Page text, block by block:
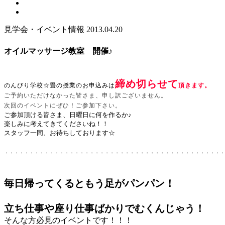
見学会・イベント情報 2013.04.20
オイルマッサージ教室 開催♪
のんびり学校☆畳の授業のお申込みは締め切らせて頂きます。
ご予約いただけなかった皆さま、申し訳ございません。
次回のイベントにぜひ！ご参加下さい。
ご参加頂ける皆さま、日曜日に何を作るか♪
楽しみに考えてきてくださいね！！
スタッフ一同、お待ちしております☆
・・・・・・・・・・・・・・・・・・・・・・・・・・・・・・・・・・・・・・・・・・・
毎日帰ってくるともう足がパンパン！
立ち仕事や座り仕事ばかりでむくんじゃう！
そんな方必見のイベントです！！！